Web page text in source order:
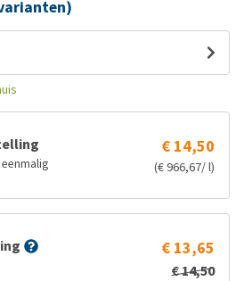
€ 14,50
(€ 966,67/ l)
€ 13,65
€ 14,50